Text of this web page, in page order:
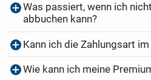
Was passiert, wenn ich
abbuchen kann?
Kann ich die Zahlungsart
Wie kann ich meine